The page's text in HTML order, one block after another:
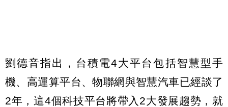
劉德音指出，台積電4大平台包括智慧型手
機、高運算平台、物聯網與智慧汽車已經談了
2年，這4個科技平台將帶入2大發展趨勢，就